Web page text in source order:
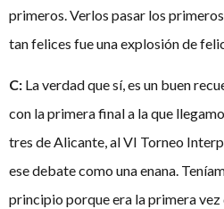
primeros. Verlos pasar los
tan felices fue una explosión de
C: La verdad que sí, es un buen
con la primera final a la que
tres de Alicante, al VI Torneo
ese debate como una enana.
principio porque era la primera